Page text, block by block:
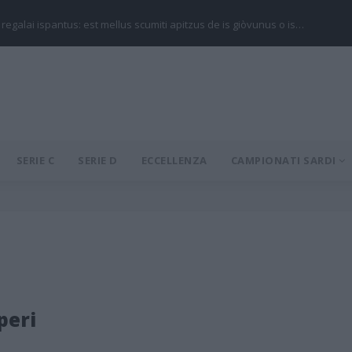
regalai ispantus: est mellus scumiti apitzus de is giòvunus o is…
SERIE C SERIE D ECCELLENZA CAMPIONATI SARDI